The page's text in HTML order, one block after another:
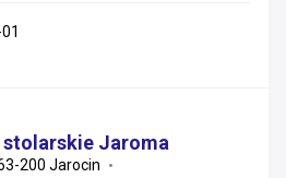
stolarskie Jaroma
200 Jarocin